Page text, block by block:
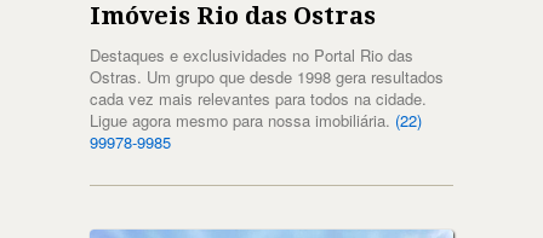
Imóveis Rio das Ostras
Destaques e exclusividades no Portal Rio das
Ostras. Um grupo que desde 1998 gera resultados
cada vez mais relevantes para todos na cidade.
Ligue agora mesmo para nossa imobiliária. (22)
99978-9985